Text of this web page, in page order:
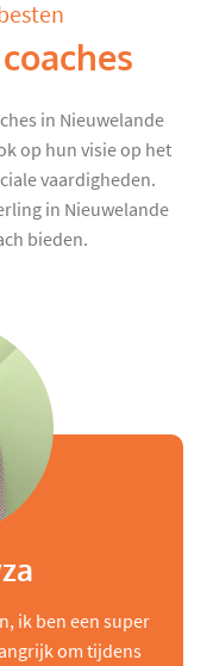
in Nieuwelande
op hun visie op het
vaardigheden.
in Nieuwelande
bieden.
ik ben een super
om tijdens